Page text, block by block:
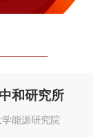
和研究所
能源研究院